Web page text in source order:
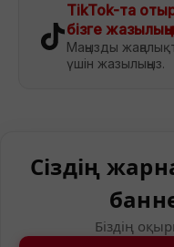
TikTok-та
бізге
Маңызды
үшін жазылыңыз.
Сіздің
Біздің